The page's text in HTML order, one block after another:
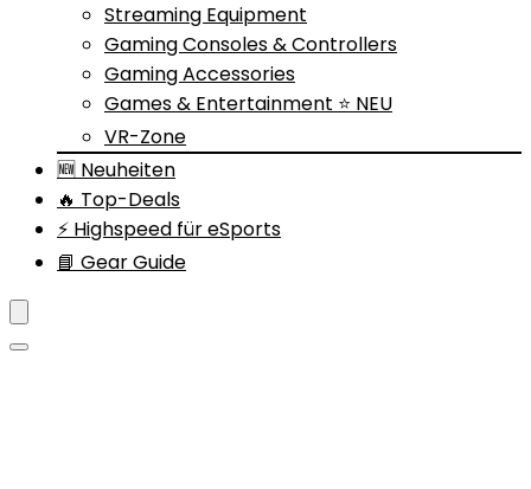
Streaming Equipment
Gaming Consoles & Controllers
Gaming Accessories
Games & Entertainment ⭐ NEU
VR-Zone
🆕 Neuheiten
🔥 Top-Deals
⚡ Highspeed für eSports
📘 Gear Guide